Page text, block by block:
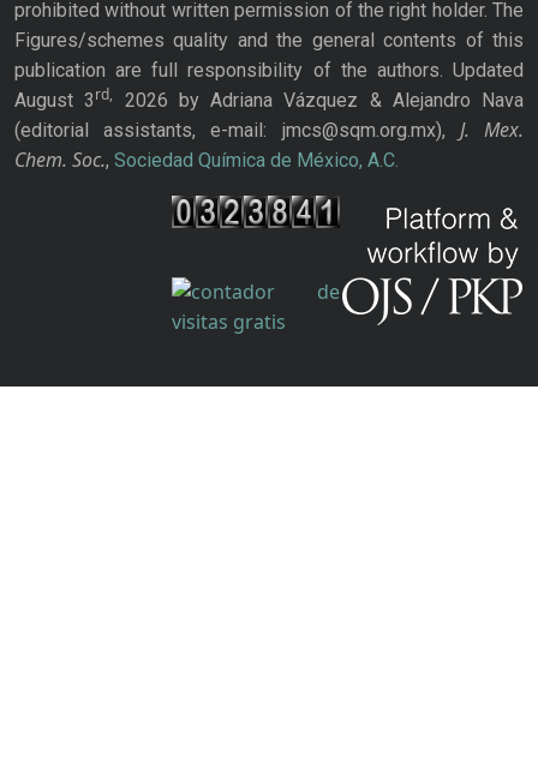
prohibited without written permission of the right holder. The
Figures/schemes quality and the general contents of this
publication are full responsibility of the authors. Updated
August 3rd,
2026 by Adriana Vázquez & Alejandro Nava
(editorial assistants, e-mail: jmcs@sqm.org.mx), J. Mex.
Chem. Soc., Sociedad Química de México, A.C.